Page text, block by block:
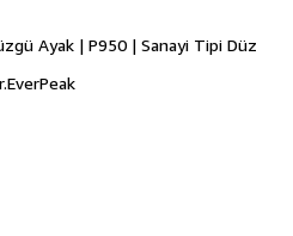
Ayak | P950 | Sanayi Tipi Düz